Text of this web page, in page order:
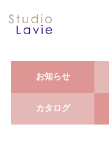
お知らせ
カタログ